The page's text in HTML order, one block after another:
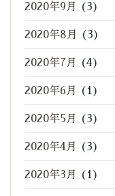
2020年9月 (3)
2020年8月 (3)
2020年7月 (4)
2020年6月 (1)
2020年5月 (3)
2020年4月 (3)
2020年3月 (1)